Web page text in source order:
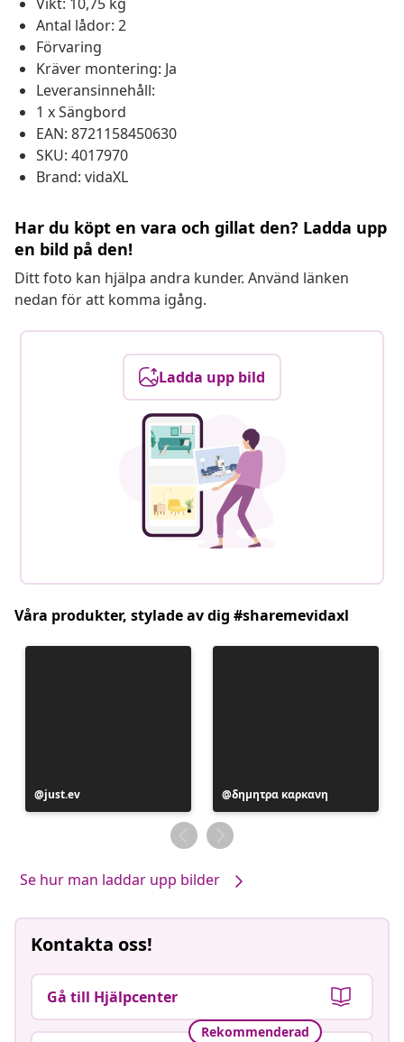
Antal lådor: 2
Förvaring
Kräver montering: Ja
Leveransinnehåll:
1 x Sängbord
EAN: 8721158450630
SKU: 4017970
Brand: vidaXL
Har du köpt en vara och gillat den? Ladda upp
en bild på den!
Ditt foto kan hjälpa andra kunder. Använd länken
nedan för att komma igång.
Ladda upp bild
Våra produkter, stylade av dig #sharemevidaxl
Inlägg
publicerat
just.ev
Inlägg
publicerat
av
δημητρα καρκανη
Se hur man laddar upp bilder
Kontakta oss!
Gå till Hjälpcenter
Rekommenderad